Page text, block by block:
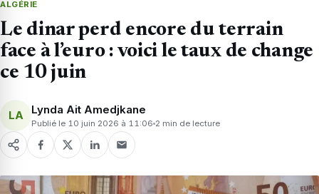
ALGÉRIE
Le dinar perd encore du terrain
face à l’euro : voici le taux de change
ce 10 juin
LA Lynda Ait Amedjkane
Publié le 10 juin 2026 à 11:06 2 min de lecture